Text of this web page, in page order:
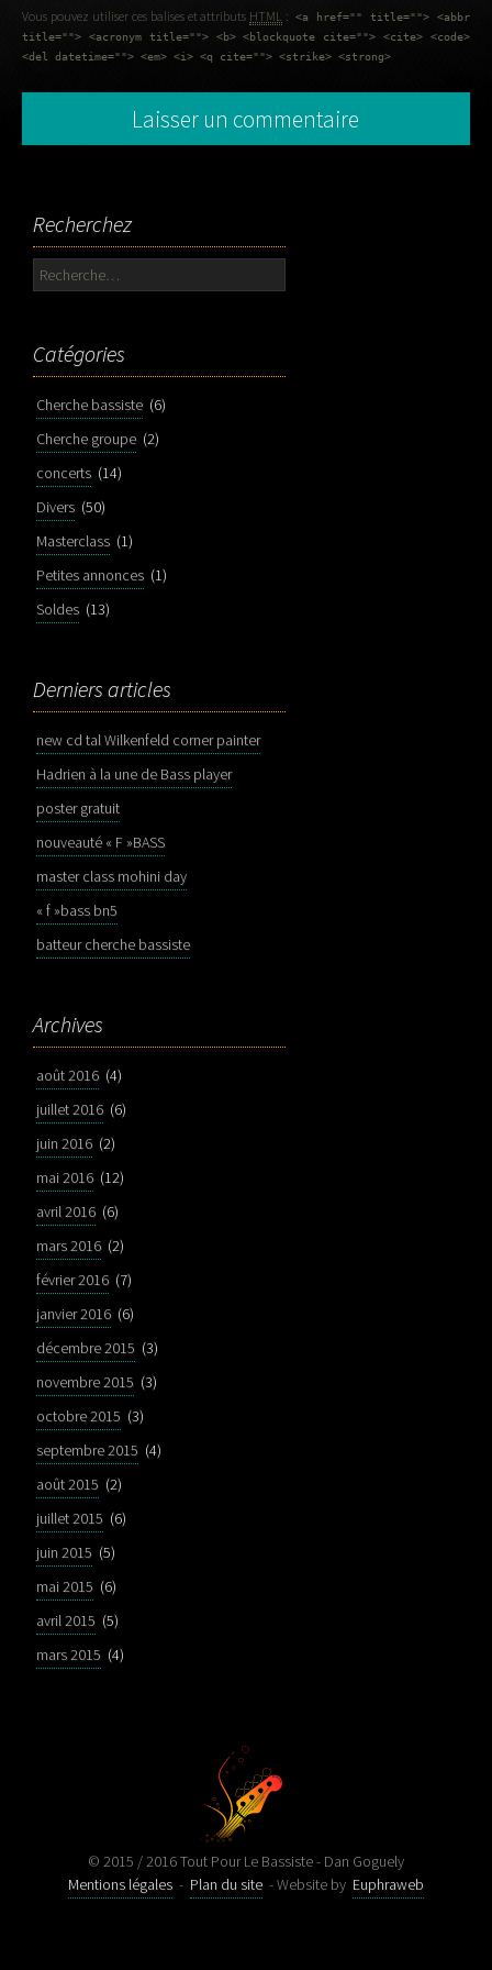
Vous pouvez utiliser ces balises et attributs HTML :
<a href="" title=""> <abbr
title=""> <acronym title=""> <b> <blockquote cite=""> <cite> <code>
<del datetime=""> <em> <i> <q cite=""> <strike> <strong>
Recherchez
Rechercher :
Catégories
Cherche bassiste (6)
Cherche groupe (2)
concerts (14)
Divers (50)
Masterclass (1)
Petites annonces (1)
Soldes (13)
Derniers articles
new cd tal Wilkenfeld corner painter
Hadrien à la une de Bass player
poster gratuit
nouveauté « F »BASS
master class mohini day
« f »bass bn5
batteur cherche bassiste
Archives
août 2016 (4)
juillet 2016 (6)
juin 2016 (2)
mai 2016 (12)
avril 2016 (6)
mars 2016 (2)
février 2016 (7)
janvier 2016 (6)
décembre 2015 (3)
novembre 2015 (3)
octobre 2015 (3)
septembre 2015 (4)
août 2015 (2)
juillet 2015 (6)
juin 2015 (5)
mai 2015 (6)
avril 2015 (5)
mars 2015 (4)
© 2015 / 2016 Tout Pour Le Bassiste - Dan Goguely
Mentions légales - Plan du site - Website by Euphraweb